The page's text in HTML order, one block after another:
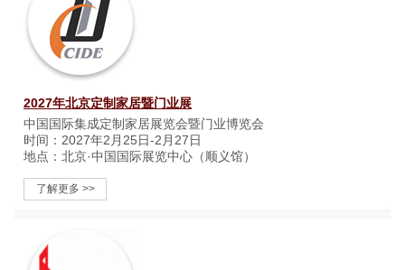
集团展会
参展联络
2027年北京定制家居暨门业展
中国国际集成定制家居展览会暨门业博览会
时间：2027年2月25日-2月27日
地点：北京·中国国际展览中心（顺义馆）
了解更多 >>